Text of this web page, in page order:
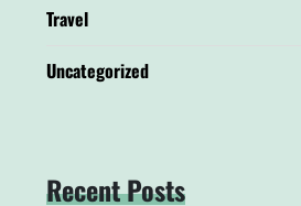
Travel
Uncategorized
Recent Posts